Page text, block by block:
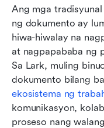
Ang mga
ng dokumento ay
hiwa-hiwalay na
at nagpapababa ng
Sa Lark, muling
dokumento bilang
ekosistema ng
komunikasyon,
proseso nang